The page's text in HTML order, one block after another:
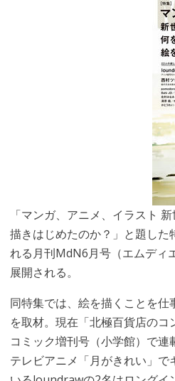
「マンガ、アニメ、イラスト
描きはじめたのか？」と題した
れる月刊MdN6月号（エムディ
展開される。
同特集では、絵を描くことを
を取材。現在「北極百貨店の
コミック増刊号（小学館）で連
テレビアニメ「月がきれい」